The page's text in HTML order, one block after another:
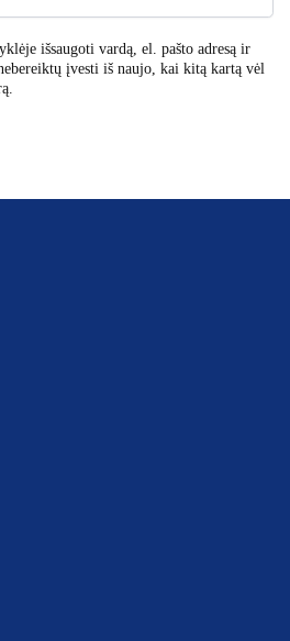
išsaugoti vardą, el. pašto adresą ir
įvesti iš naujo, kai kitą kartą vėl